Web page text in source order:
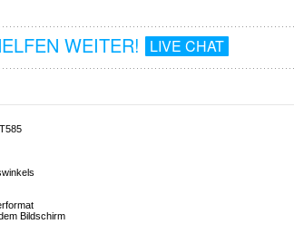
WEITER! LIVE CHAT
Bildschirm